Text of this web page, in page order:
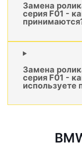
Замена
серия F01 -
Замена
серия F01 -
используете